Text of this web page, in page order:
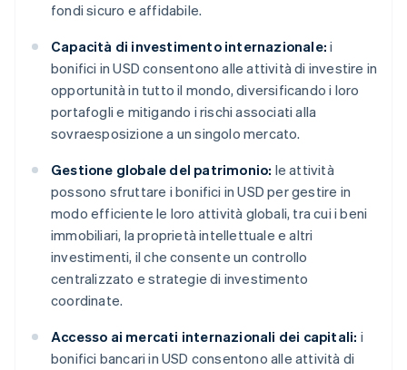
fondi sicuro e affidabile.
Capacità di investimento internazionale: i
bonifici in USD consentono alle attività di investire in
opportunità in tutto il mondo, diversificando i loro
portafogli e mitigando i rischi associati alla
sovraesposizione a un singolo mercato.
Gestione globale del patrimonio: le attività
possono sfruttare i bonifici in USD per gestire in
modo efficiente le loro attività globali, tra cui i beni
immobiliari, la proprietà intellettuale e altri
investimenti, il che consente un controllo
centralizzato e strategie di investimento
coordinate.
Accesso ai mercati internazionali dei capitali: i
bonifici bancari in USD consentono alle attività di